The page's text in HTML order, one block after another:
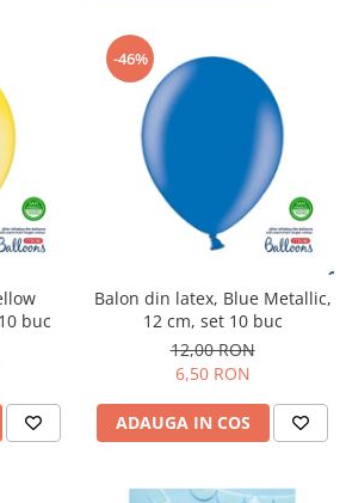
buc
-46%
Balon din latex, Blue Metallic,
12 cm, set 10 buc
12,00 RON
6,50 RON
ADAUGA IN COS